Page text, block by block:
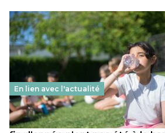
En lien avec l'actualité
Les décisions ministérielles